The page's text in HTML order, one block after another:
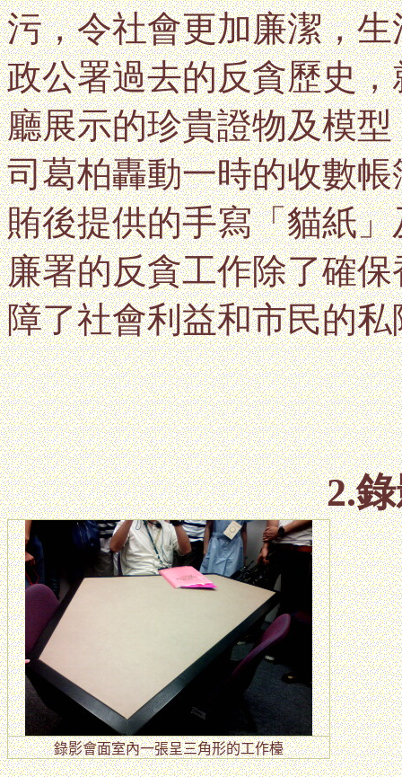
污，令社會更加廉潔，
政公署過去的反貪歷史
廳展示的珍貴證物及模
司葛柏轟動一時的收數
賄後提供的手寫「貓紙
廉署的反貪工作除了確
障了社會利益和市民的私
2.
錄影會面室內一張呈三角形的工作檯